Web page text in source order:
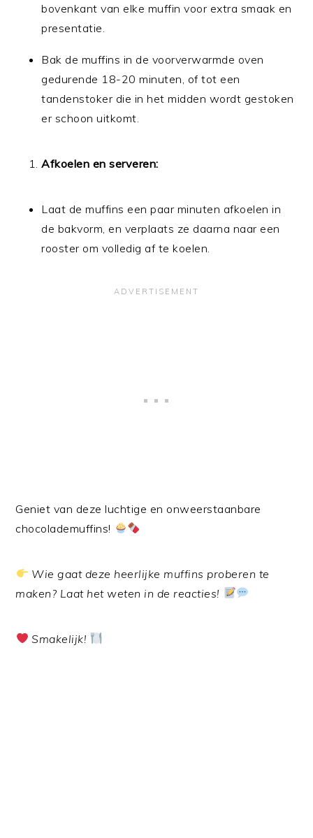
bovenkant van elke muffin voor extra smaak en
presentatie.
Bak de muffins in de voorverwarmde oven
gedurende 18-20 minuten, of tot een
tandenstoker die in het midden wordt gestoken
er schoon uitkomt.
Afkoelen en serveren:
Laat de muffins een paar minuten afkoelen in
de bakvorm, en verplaats ze daarna naar een
rooster om volledig af te koelen.
Geniet van deze luchtige en onweerstaanbare
chocolademuffins!
Wie gaat deze heerlijke muffins proberen te
maken? Laat het weten in de reacties!
Smakelijk!